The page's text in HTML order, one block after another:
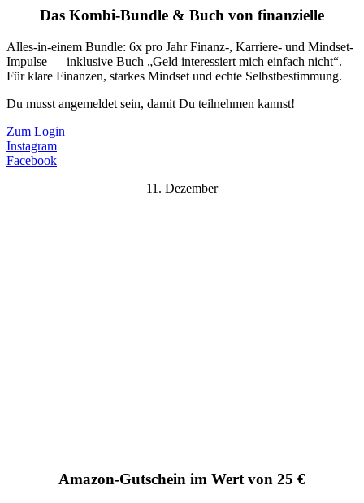
Das Kombi-Bundle & Buch von finanzielle
Alles-in-einem Bundle: 6x pro Jahr Finanz-, Karriere- und Mindset-
Impulse — inklusive Buch „Geld interessiert mich einfach nicht“.
Für klare Finanzen, starkes Mindset und echte Selbstbestimmung.
Du musst angemeldet sein, damit Du teilnehmen kannst!
Zum Login
Instagram
Facebook
11. Dezember
Amazon-Gutschein im Wert von 25 €